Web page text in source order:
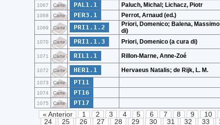
1067 Carte PAL1.1 Paluch, Michal; Lichacz, Piotr
1068 Carte PER3.1 Perrot, Arnaud (ed.)
1069 Carte PRI1.1.2
Priori, Domenico; Balena,
di)
1070 Carte PRI1.1.3 Priori, Domenico (a cura di)
1071 Carte RIL1.1 Rillon-Marne, Anne-Zoé
1072 Carte HER1.1 Hervaeus Natalis; de Rijk, L. M.
1073 Carte PT11
1074 Carte PT16
1075 Carte
PT17
« Anterior
1 2 3 4 5 6 7 8 9
10
24
25 26 27 28 29 30 31 32 33